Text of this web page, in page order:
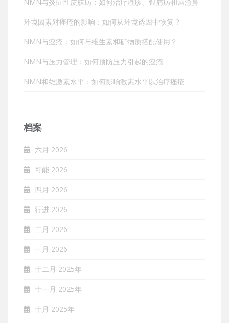
环境因素对痤疮的影响：如何从环境诱因中恢复？
NMN与痤疮：如何与维生素和矿物质搭配使用？
NMN与压力管理：如何预防压力引起的痤疮
NMN和雄激素水平：如何影响激素水平以治疗痤疮
档案
六月 2026
可能 2026
四月 2026
行进 2026
二月 2026
一月 2026
十二月 2025年
十一月 2025年
十月 2025年